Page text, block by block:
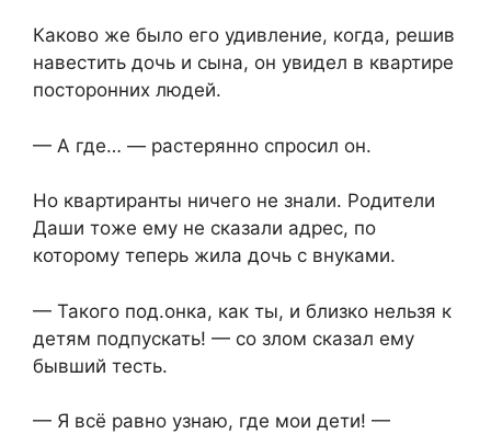
Каково же было его удивление, когда, решив
навестить дочь и сына, он увидел в квартире
посторонних людей.
— А где… — растерянно спросил он.
Но квартиранты ничего не знали. Родители
Даши тоже ему не сказали адрес, по
которому теперь жила дочь с внуками.
— Такого под.онка, как ты, и близко нельзя к
детям подпускать! — со злом сказал ему
бывший тесть.
— Я всё равно узнаю, где мои дети! —